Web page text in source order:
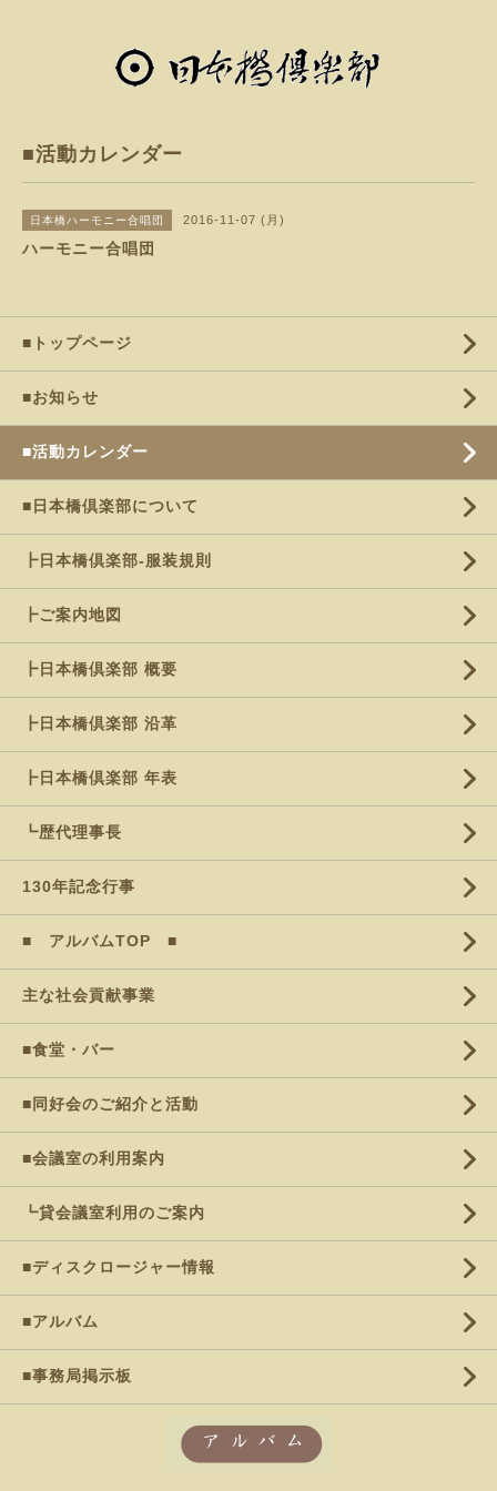
■活動カレンダー
日本橋ハーモニー合唱団 2016-11-07 (月)
ハーモニー合唱団
■トップページ
■お知らせ
■活動カレンダー
■日本橋倶楽部について
┣日本橋倶楽部-服装規則
┣ご案内地図
┣日本橋倶楽部 概要
┣日本橋倶楽部 沿革
┣日本橋倶楽部 年表
┗歴代理事長
130年記念行事
■ アルバムTOP ■
主な社会貢献事業
■食堂・バー
■同好会のご紹介と活動
■会議室の利用案内
┗貸会議室利用のご案内
■ディスクロージャー情報
■アルバム
■事務局掲示板